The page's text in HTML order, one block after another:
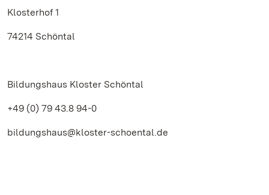
Klosterhof 1
74214 Schöntal
Bildungshaus Kloster Schöntal
+49 (0) 79 43.8 94-0
bildungshaus@kloster-schoental.de